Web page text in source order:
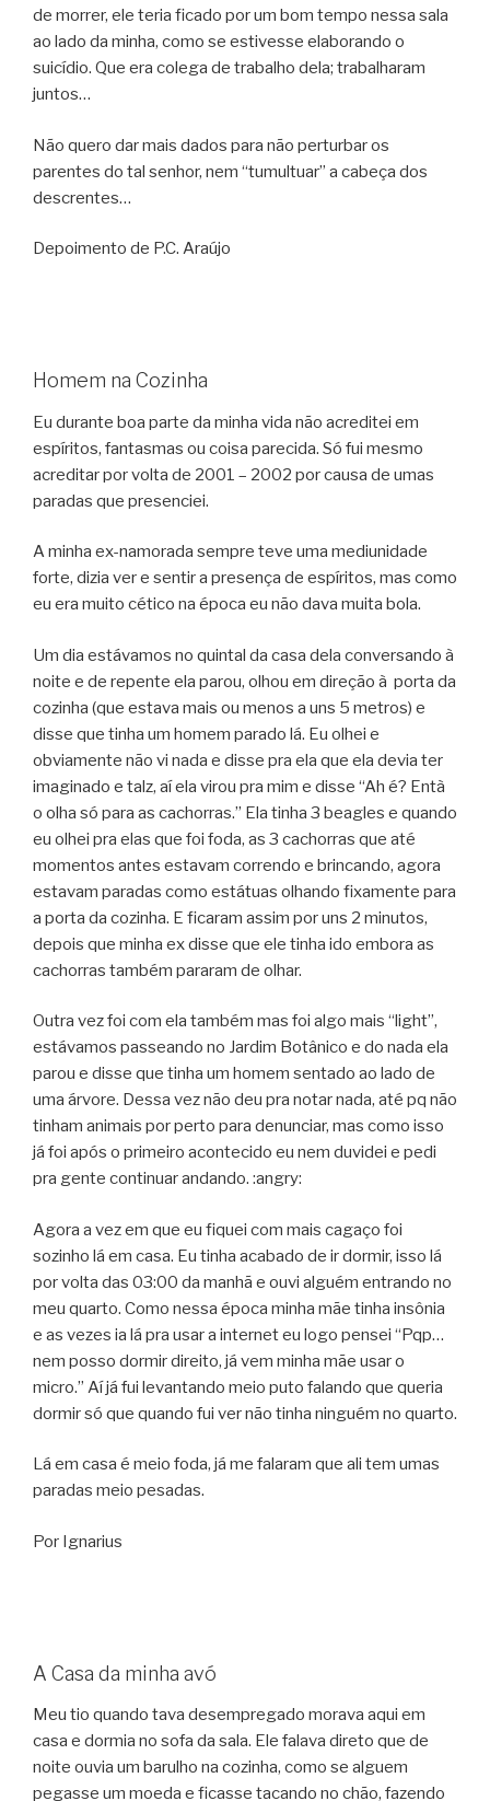
de morrer, ele teria ficado por um bom tempo nessa sala
ao lado da minha, como se estivesse elaborando o
suicídio. Que era colega de trabalho dela; trabalharam
juntos…
Não quero dar mais dados para não perturbar os
parentes do tal senhor, nem “tumultuar” a cabeça dos
descrentes…
Depoimento de P.C. Araújo
Homem na Cozinha
Eu durante boa parte da minha vida não acreditei em
espíritos, fantasmas ou coisa parecida. Só fui mesmo
acreditar por volta de 2001 – 2002 por causa de umas
paradas que presenciei.
A minha ex-namorada sempre teve uma mediunidade
forte, dizia ver e sentir a presença de espíritos, mas como
eu era muito cético na época eu não dava muita bola.
Um dia estávamos no quintal da casa dela conversando à
noite e de repente ela parou, olhou em direção à porta da
cozinha (que estava mais ou menos a uns 5 metros) e
disse que tinha um homem parado lá. Eu olhei e
obviamente não vi nada e disse pra ela que ela devia ter
imaginado e talz, aí ela virou pra mim e disse “Ah é? Entà
o olha só para as cachorras.” Ela tinha 3 beagles e quando
eu olhei pra elas que foi foda, as 3 cachorras que até
momentos antes estavam correndo e brincando, agora
estavam paradas como estátuas olhando fixamente para
a porta da cozinha. E ficaram assim por uns 2 minutos,
depois que minha ex disse que ele tinha ido embora as
cachorras também pararam de olhar.
Outra vez foi com ela também mas foi algo mais “light”,
estávamos passeando no Jardim Botânico e do nada ela
parou e disse que tinha um homem sentado ao lado de
uma árvore. Dessa vez não deu pra notar nada, até pq não
tinham animais por perto para denunciar, mas como isso
já foi após o primeiro acontecido eu nem duvidei e pedi
pra gente continuar andando. :angry:
Agora a vez em que eu fiquei com mais cagaço foi
sozinho lá em casa. Eu tinha acabado de ir dormir, isso lá
por volta das 03:00 da manhã e ouvi alguém entrando no
meu quarto. Como nessa época minha mãe tinha insônia
e as vezes ia lá pra usar a internet eu logo pensei “Pqp…
nem posso dormir direito, já vem minha mãe usar o
micro.” Aí já fui levantando meio puto falando que queria
dormir só que quando fui ver não tinha ninguém no quarto.
Lá em casa é meio foda, já me falaram que ali tem umas
paradas meio pesadas.
Por Ignarius
A Casa da minha avó
Meu tio quando tava desempregado morava aqui em
casa e dormia no sofa da sala. Ele falava direto que de
noite ouvia um barulho na cozinha, como se alguem
pegasse um moeda e ficasse tacando no chão, fazendo